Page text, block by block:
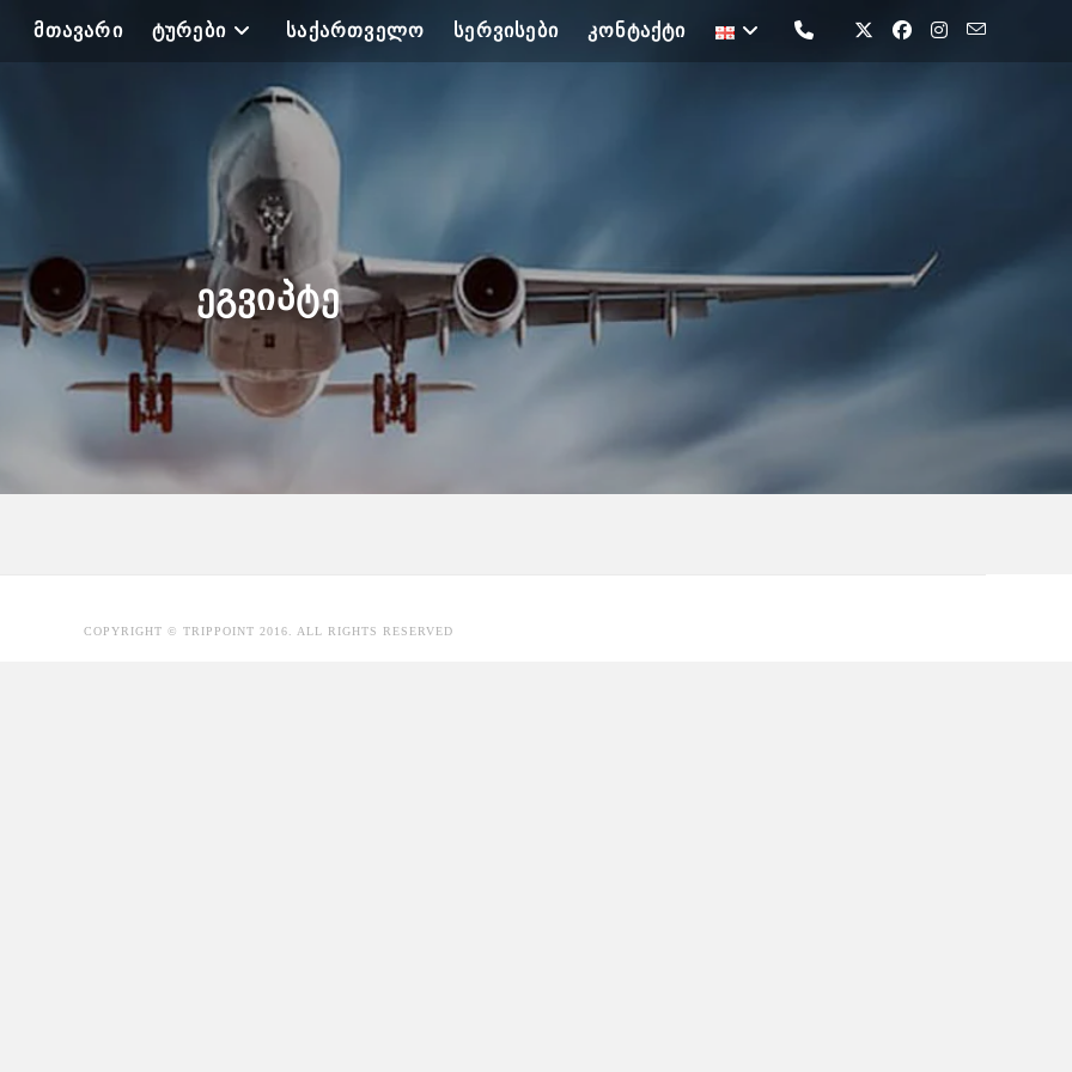
ᲛᲗᲐᲕᲐᲠᲘ ᲢᲣᲠᲔᲑᲘ ᲡᲐᲥᲐᲠᲗᲕᲔᲚᲝ ᲡᲔᲠᲕᲘᲡᲔᲑᲘ ᲙᲝᲜᲢᲐᲥᲢᲘ
ᲔᲒᲕᲘᲞᲢᲔ
COPYRIGHT © TRIPPOINT 2016. ALL RIGHTS RESERVED